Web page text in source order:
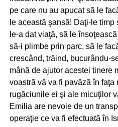
pe care nu au apucat să le
le această şansă! Daţi-le
le-a dat viaţă, să le
să-i plimbe prin parc, să le
crescând, trăind, bucurându-
mână de ajutor acestei tinere
voastră vă va fi pavăză în
rugăciunile ei şi ale micuţilor
Emilia are nevoie de un
operaţie ce va fi efectuată în